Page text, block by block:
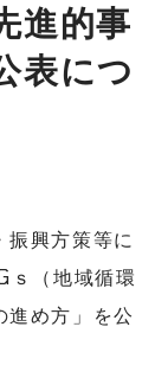
進的事
表につ
興方策等に
ｓ（地域循環
進め方」を公